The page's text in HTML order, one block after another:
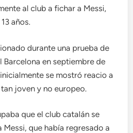
al club a fichar a Messi,
años.
durante una prueba de
Barcelona en septiembre de
se mostró reacio a
joven y no europeo.
que el club catalán se
Messi, que había regresado a